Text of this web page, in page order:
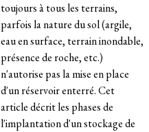
toujours à tous les terrains,
parfois la nature du sol (argile,
eau en surface, terrain inondable,
présence de roche, etc.)
n'autorise pas la mise en place
d'un réservoir enterré. Cet
article décrit les phases de
l'implantation d'un stockage de